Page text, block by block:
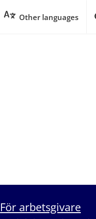
Other languages
För arbetsgivare